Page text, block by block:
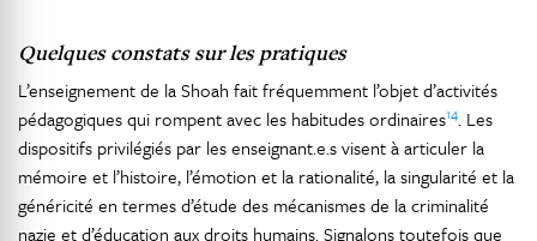
Quelques constats sur les pratiques
L’enseignement de la Shoah fait fréquemment l’objet d’activités
pédagogiques qui rompent avec les habitudes ordinaires14. Les
dispositifs privilégiés par les enseignant.e.s visent à articuler la
mémoire et l’histoire, l’émotion et la rationalité, la singularité et la
généricité en termes d’étude des mécanismes de la criminalité
nazie et d’éducation aux droits humains. Signalons toutefois que